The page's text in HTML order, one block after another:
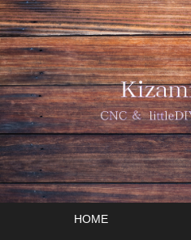
HOME